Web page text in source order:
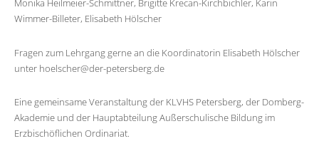
Monika Heilmeier-Schmittner, Brigitte Krecan-Kirchbichler, Karin
Wimmer-Billeter, Elisabeth Hölscher
Fragen zum Lehrgang gerne an die Koordinatorin Elisabeth Hölscher
unter hoelscher@der-petersberg.de
Eine gemeinsame Veranstaltung der KLVHS Petersberg, der Domberg-
Akademie und der Hauptabteilung Außerschulische Bildung im
Erzbischöflichen Ordinariat.